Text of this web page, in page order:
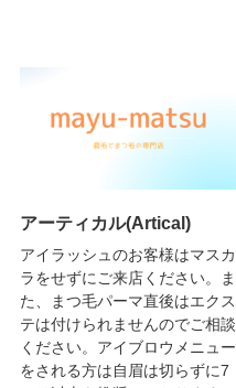
アーティカル(Artical)
アイラッシュのお客様はマスカ
ラをせずにご来店ください。ま
た、まつ毛パーマ直後はエクス
テは付けられませんのでご相談
ください。アイブロウメニュー
をされる方は自眉は切らずに7